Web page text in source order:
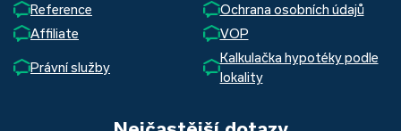
Reference
Ochrana osobních údajů
Affiliate
VOP
Právní služby
Kalkulačka hypotéky podle
lokality